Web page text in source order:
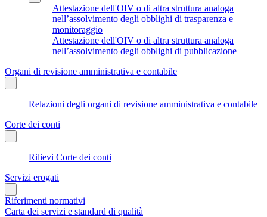
Attestazione dell'OIV o di altra struttura analoga
nell’assolvimento degli obblighi di trasparenza e
monitoraggio
Attestazione dell'OIV o di altra struttura analoga
nell’assolvimento degli obblighi di pubblicazione
Organi di revisione amministrativa e contabile
Relazioni degli organi di revisione amministrativa e contabile
Corte dei conti
Rilievi Corte dei conti
Servizi erogati
Riferimenti normativi
Carta dei servizi e standard di qualità